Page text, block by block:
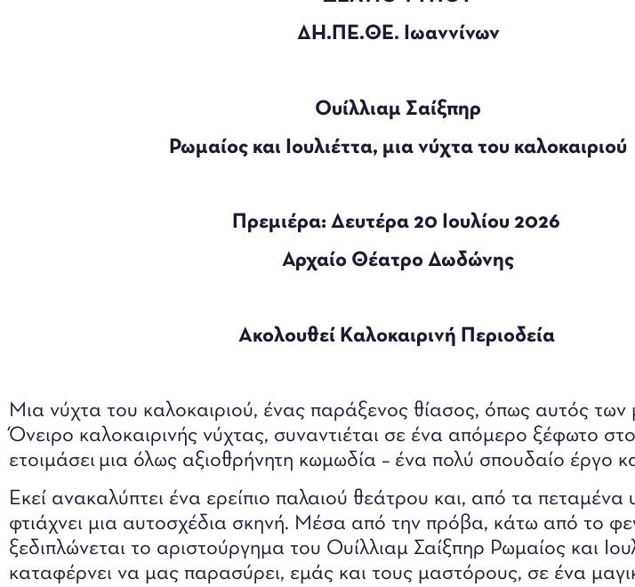
ΔΗ.ΠΕ.ΘΕ. Ιωαννίνων
Ουίλλιαμ Σαίξπηρ
Ρωμαίος και Ιουλιέττα, μια νύχτα του καλοκαιριού
Πρεμιέρα: Δευτέρα 20 Ιουλίου 2026
Αρχαίο Θέατρο Δωδώνης
Ακολουθεί Καλοκαιρινή Περιοδεία
Μια νύχτα του καλοκαιριού, ένας παράξενος θίασος, όπως αυτός
Όνειρο καλοκαιρινής νύχτας, συναντιέται σε ένα απόμερο ξέφωτο
ετοιμάσει μια όλως αξιοθρήνητη κωμωδία – ένα πολύ σπουδαίο έργο
Εκεί ανακαλύπτει ένα ερείπιο παλαιού θεάτρου και, από τα πεταμένα
φτιάχνει μια αυτοσχέδια σκηνή. Μέσα από την πρόβα, κάτω από το
ξεδιπλώνεται το αριστούργημα του Ουίλλιαμ Σαίξπηρ Ρωμαίος και
καταφέρνει να μας παρασύρει, εμάς και τους μαστόρους, σε ένα